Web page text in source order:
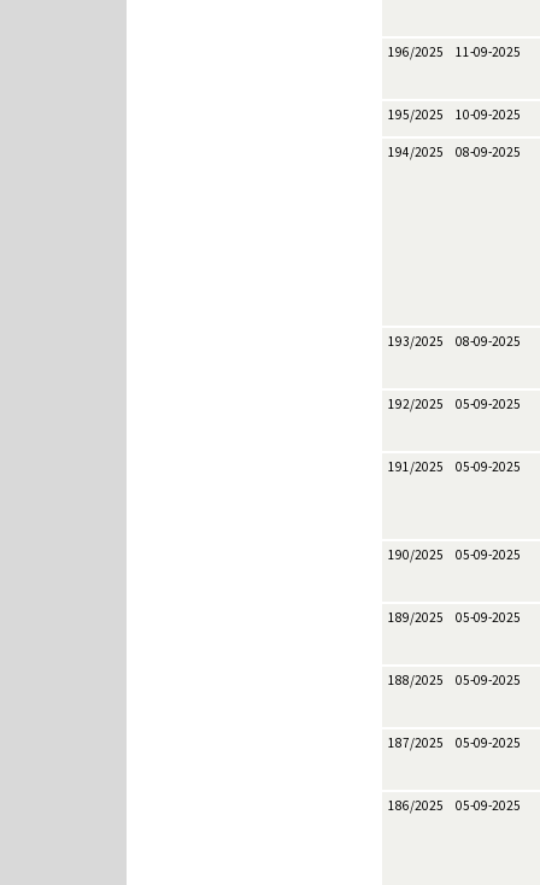
196/2025 11-09-2025
195/2025 10-09-2025
194/2025 08-09-2025
193/2025 08-09-2025
192/2025 05-09-2025
191/2025 05-09-2025
190/2025 05-09-2025
189/2025 05-09-2025
188/2025 05-09-2025
187/2025 05-09-2025
186/2025 05-09-2025